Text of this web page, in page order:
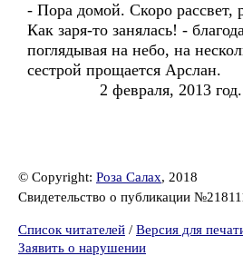
- Пора домой. Скоро рассвет,
Как заря-то занялась! -
поглядывая на небо, на
сестрой прощается Арслан.
2 февраля, 2013 год.
© Copyright: Роза Салах, 2018
Свидетельство о публикации
Список читателей / Версия для
Заявить о нарушении